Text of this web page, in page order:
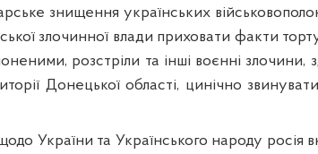
знищення українських
злочинної влади приховати факти
розстріли та інші воєнні злочини,
Донецької області, цинічно
України та Українського народу росія